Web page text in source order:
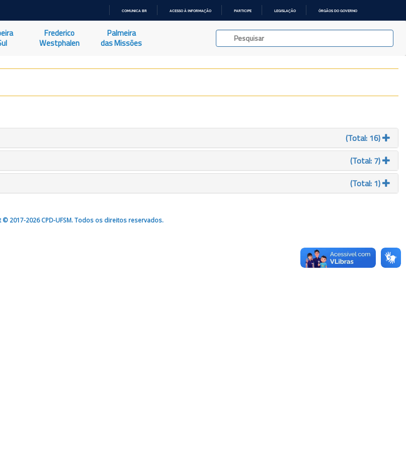
O
COMUNICA BR ACESSO À INFORMAÇÃO PARTICIPE LEGISLAÇÃO ÓRGÃOS DO GOVERNO
Frederico
Westphalen
Palmeira
das Missões
(Total: 16)
(Total: 7)
(Total: 1)
© 2017-2026 CPD-UFSM. Todos os direitos reservados.